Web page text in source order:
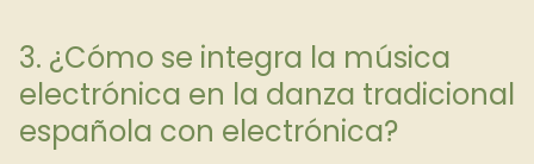
3. ¿Cómo se integra la música
electrónica en la danza tradicional
española con electrónica?